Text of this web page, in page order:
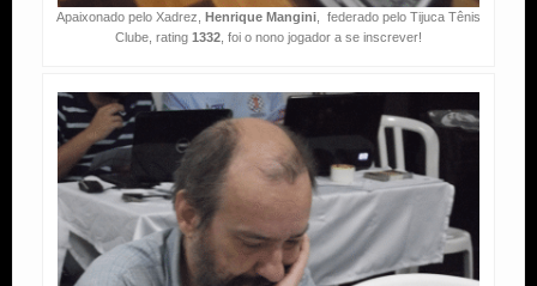
Apaixonado pelo Xadrez, Henrique Mangini, federado pelo Tijuca Tênis
Clube, rating 1332, foi o nono jogador a se inscrever!